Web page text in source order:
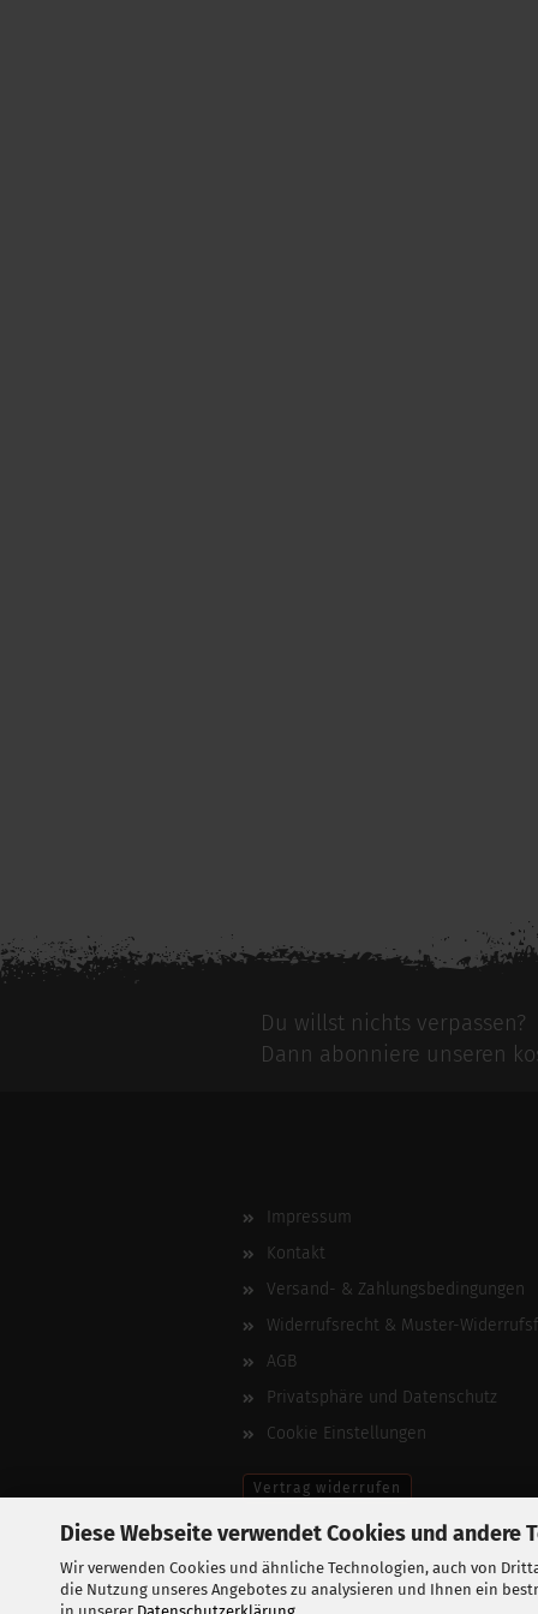
Diese Webseite verwendet Cookies und andere
Wir verwenden Cookies und ähnliche Technologien, auch von
die Nutzung unseres Angebotes zu analysieren und Ihnen ein
Du willst nichts verpassen?
Dann abonniere unseren
Impressum
Kontakt
Versand- & Zahlungsbedingungen
Widerrufsrecht & Muster-
AGB
Privatsphäre und Datenschutz
Cookie Einstellungen
Vertrag widerrufen